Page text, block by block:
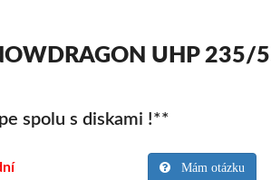
UHP 235/
spolu s diskami !**
Mám otázku